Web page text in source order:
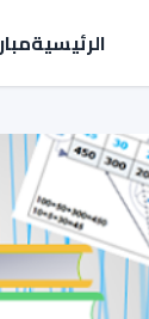
الرئيسية